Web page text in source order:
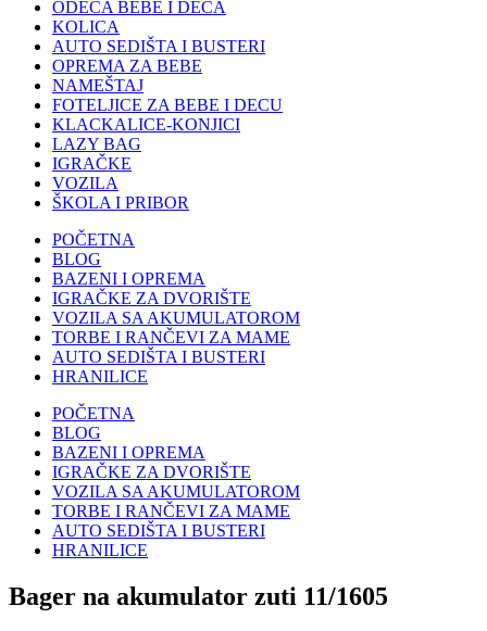
ODEĆA BEBE I DECA
KOLICA
AUTO SEDIŠTA I BUSTERI
OPREMA ZA BEBE
NAMEŠTAJ
FOTELJICE ZA BEBE I DECU
KLACKALICE-KONJICI
LAZY BAG
IGRAČKE
VOZILA
ŠKOLA I PRIBOR
POČETNA
BLOG
BAZENI I OPREMA
IGRAČKE ZA DVORIŠTE
VOZILA SA AKUMULATOROM
TORBE I RANČEVI ZA MAME
AUTO SEDIŠTA I BUSTERI
HRANILICE
POČETNA
BLOG
BAZENI I OPREMA
IGRAČKE ZA DVORIŠTE
VOZILA SA AKUMULATOROM
TORBE I RANČEVI ZA MAME
AUTO SEDIŠTA I BUSTERI
HRANILICE
Bager na akumulator zuti 11/1605